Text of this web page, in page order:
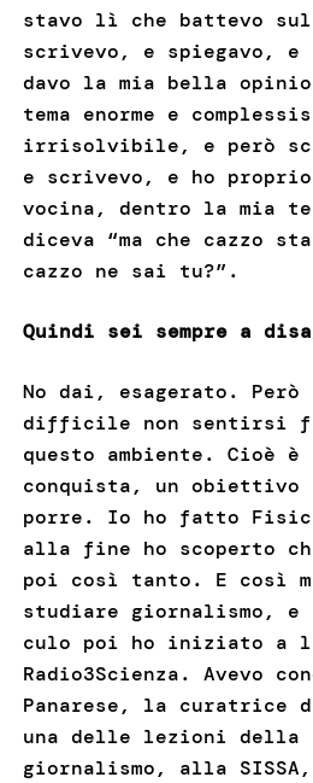
stavo lì che battevo
scrivevo, e spiegavo, e
davo la mia bella
tema enorme e
irrisolvibile, e però
e scrivevo, e ho
vocina, dentro la mia
diceva “ma che cazzo
cazzo ne sai tu?”.
Quindi sei sempre a
No dai, esagerato. Però
difficile non sentirsi
questo ambiente. Cioè è
conquista, un
porre. Io ho fatto
alla fine ho scoperto
poi così tanto. E così
studiare giornalismo, e
culo poi ho iniziato a
Radio3Scienza. Avevo
Panarese, la curatrice
una delle lezioni della
giornalismo, alla